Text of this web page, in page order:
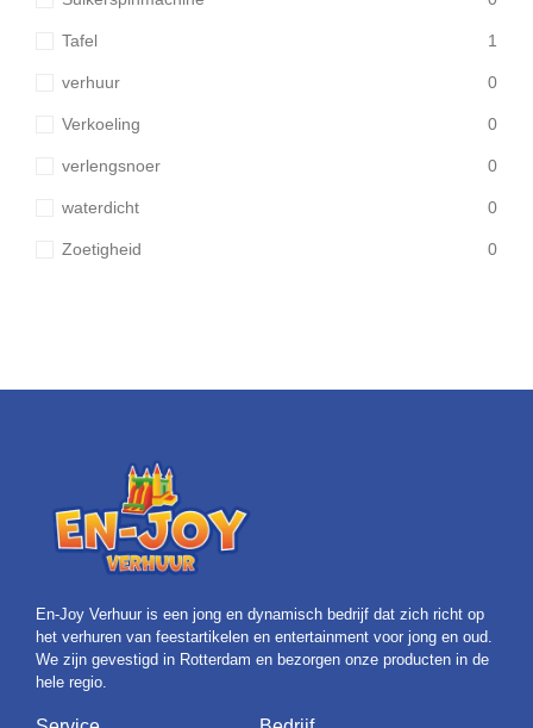
Tafel 1
verhuur 0
Verkoeling 0
verlengsnoer 0
waterdicht 0
Zoetigheid 0
En-Joy Verhuur is een jong en dynamisch bedrijf dat zich richt op
het verhuren van feestartikelen en entertainment voor jong en oud.
We zijn gevestigd in Rotterdam en bezorgen onze producten in de
hele regio.